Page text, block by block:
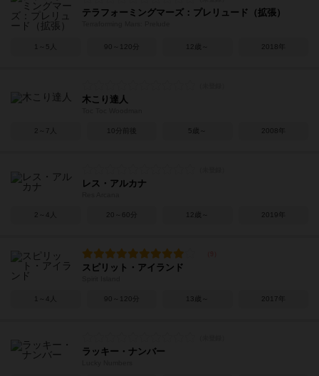
テラフォーミングマーズ：プレリュード（拡張）
1～5人 90～120分 12歳～ 2018年
木こり達人
2～7人 10分前後 5歳～ 2008年
レス・アルカナ
2～4人 20～60分 12歳～ 2019年
スピリット・アイランド
1～4人 90～120分 13歳～ 2017年
ラッキー・ナンバー